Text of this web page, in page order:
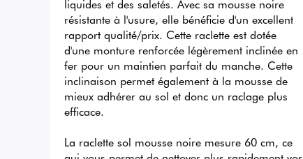
liquides et des saletés. Avec sa mousse noire
résistante à l'usure, elle bénéficie d'un excellent
rapport qualité/prix. Cette raclette est dotée
d'une monture renforcée légèrement inclinée en
fer pour un maintien parfait du manche. Cette
inclinaison permet également à la mousse de
mieux adhérer au sol et donc un raclage plus
efficace.
La raclette sol mousse noire mesure 60 cm, ce